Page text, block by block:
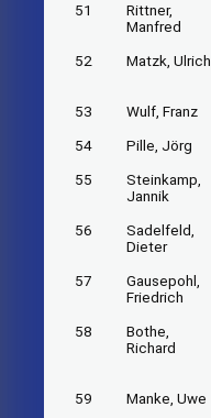
51
Rittner,
Manfred
52 Matzk, Ulrich
53 Wulf, Franz
54 Pille, Jörg
55
Steinkamp,
Jannik
56
Sadelfeld,
Dieter
57
Gausepohl,
Friedrich
58
Bothe,
Richard
59 Manke, Uwe